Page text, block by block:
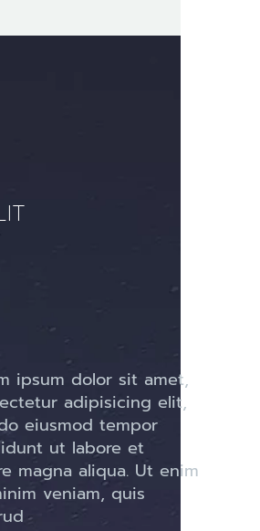
ipsum dolor sit amet,
adipisicing elit,
eiusmod tempor
ut labore et
magna aliqua. Ut enim
veniam, quis